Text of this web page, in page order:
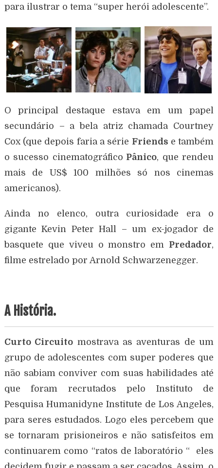
para ilustrar o tema “super herói adolescente”.
O principal destaque estava em um papel
secundário – a bela atriz chamada Courtney
Cox (que depois faria a série Friends e também
o sucesso cinematográfico Pânico, que rendeu
mais de US$ 100 milhões só nos cinemas
americanos).
Ainda no elenco, outra curiosidade era o
gigante Kevin Peter Hall – um ex-jogador de
basquete que viveu o monstro em Predador,
filme estrelado por Arnold Schwarzenegger.
A História.
Curto Circuito mostrava as aventuras de um
grupo de adolescentes com super poderes que
não sabiam conviver com suas habilidades até
que foram recrutados pelo Instituto de
Pesquisa Humanidyne Institute de Los Angeles,
para seres estudados. Logo eles percebem que
se tornaram prisioneiros e não satisfeitos em
continuarem como “ratos de laboratório “ eles